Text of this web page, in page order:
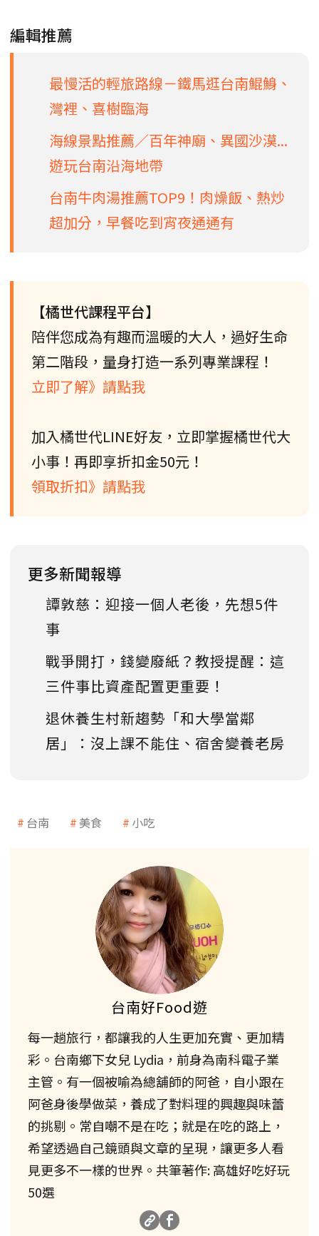
編輯推薦
最慢活的輕旅路線－鐵馬逛台南鯤鯓、
灣裡、喜樹臨海
海線景點推薦／百年神廟、異國沙漠...
遊玩台南沿海地帶
台南牛肉湯推薦TOP9！肉燥飯、熱炒
超加分，早餐吃到宵夜通通有
【橘世代課程平台】
陪伴您成為有趣而溫暖的大人，過好生命
第二階段，量身打造一系列專業課程！
立即了解》請點我
加入橘世代LINE好友，立即掌握橘世代大
小事！再即享折扣金50元！
領取折扣》請點我
更多新聞報導
譚敦慈：迎接一個人老後，先想5件
事
戰爭開打，錢變廢紙？教授提醒：這
三件事比資產配置更重要！
退休養生村新趨勢「和大學當鄰
居」：沒上課不能住、宿舍變養老房
台南 美食 小吃
台南好Food遊
每一趟旅行，都讓我的人生更加充實、更加精
彩。台南鄉下女兒 Lydia，前身為南科電子業
主管。有一個被喻為總舖師的阿爸，自小跟在
阿爸身後學做菜，養成了對料理的興趣與味蕾
的挑剔。常自嘲不是在吃；就是在吃的路上，
希望透過自己鏡頭與文章的呈現，讓更多人看
見更多不一樣的世界。共筆著作: 高雄好吃好玩
50選